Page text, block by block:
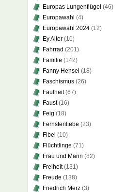
Europas Lungenflügel (46)
Europawahl (4)
Europawahl 2024 (12)
Ey Alter (10)
Fahrrad (201)
Familie (142)
Fanny Hensel (18)
Faschismus (26)
Faulheit(67)
Faust(16)
Feig (18)
Fernstenliebe (23)
Fibel (10)
Flüchtlinge (71)
Frau und Mann (82)
Freiheit(131)
Freude (138)
Friedrich Merz (3)